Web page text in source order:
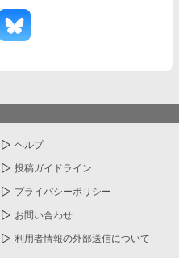
ヘルプ
投稿ガイドライン
プライバシーポリシー
お問い合わせ
利用者情報の外部送信について